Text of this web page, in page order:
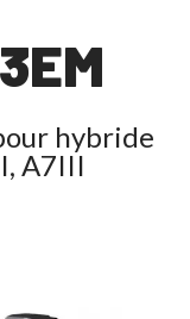
hybride
A7III